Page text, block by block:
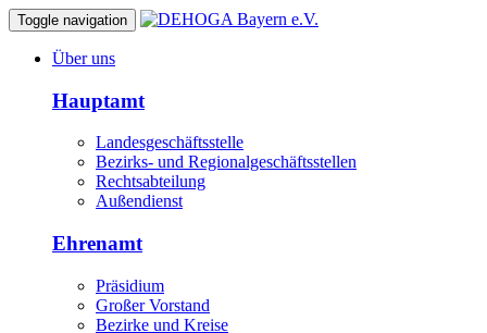
Toggle navigation
Über uns
Hauptamt
Landesgeschäftsstelle
Bezirks- und Regionalgeschäftsstellen
Rechtsabteilung
Außendienst
Ehrenamt
Präsidium
Großer Vorstand
Bezirke und Kreise